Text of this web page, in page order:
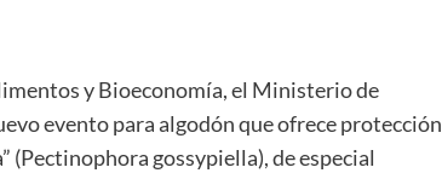
y Bioeconomía, el Ministerio de
evento para algodón que ofrece protección
(Pectinophora gossypiella), de especial